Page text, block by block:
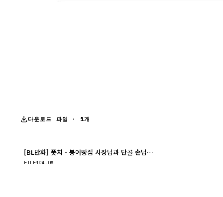
다운로드 파일 · 1개
[BL만화] 폿치 - 붕어빵집 사장님과 단골 손님+외전
FILE104.9M